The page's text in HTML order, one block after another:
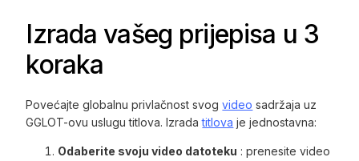
Izrada vašeg prijepisa u 3
koraka
Povećajte globalnu privlačnost svogvideo sadržaja uz
GGLOT-ovu uslugu titlova. Izradatitlova je jednostavna:
Odaberite svoju video datoteku : prenesite video